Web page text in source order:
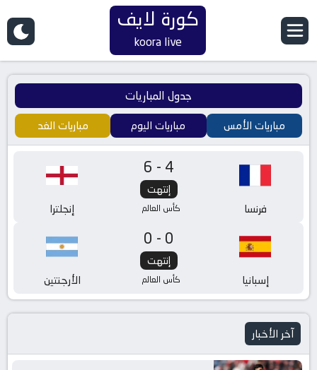
كورة لايف
koora live
جدول المباريات
مباريات الأمس مباريات اليوم مباريات الغد
فرنسا
6-4
إنتهت
كأس العالم إنجلترا
إسبانيا
0-0
إنتهت
كأس العالم الأرجنتين
آخر الأخبار